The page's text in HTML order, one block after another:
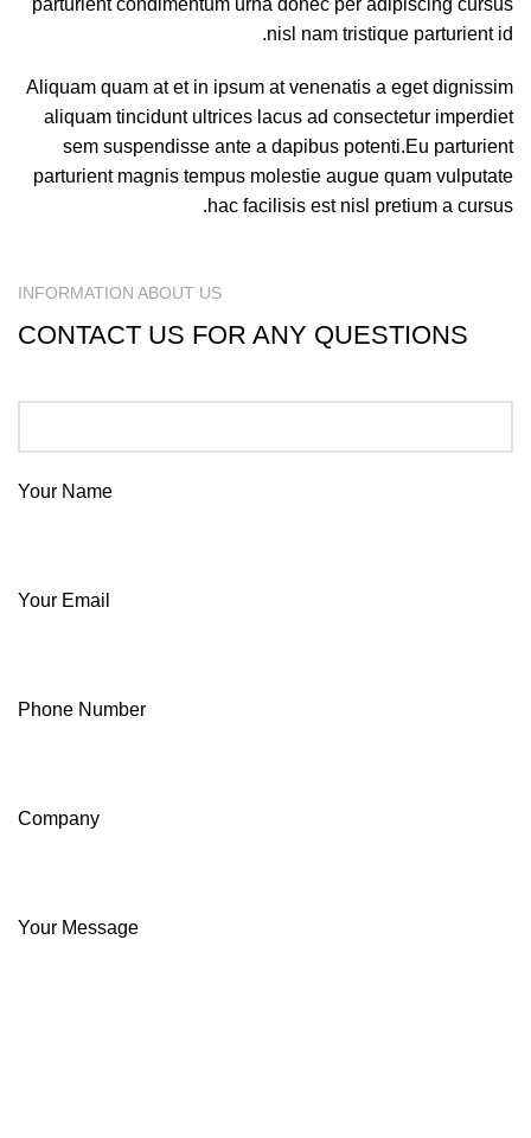
parturient condimentum urna donec per adipiscing cursus
nisl nam tristique parturient id.
Aliquam quam at et in ipsum at venenatis a eget dignissim
aliquam tincidunt ultrices lacus ad consectetur imperdiet
sem suspendisse ante a dapibus potenti.Eu parturient
parturient magnis tempus molestie augue quam vulputate
hac facilisis est nisl pretium a cursus.
INFORMATION ABOUT US
CONTACT US FOR ANY QUESTIONS
Your Name
Your Email
Phone Number
Company
Your Message